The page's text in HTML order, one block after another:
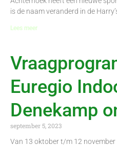
is de naam veranderd in de
Lees meer
Euregio
Denekamp
september 5, 2023
Van 13 oktober t/m 12